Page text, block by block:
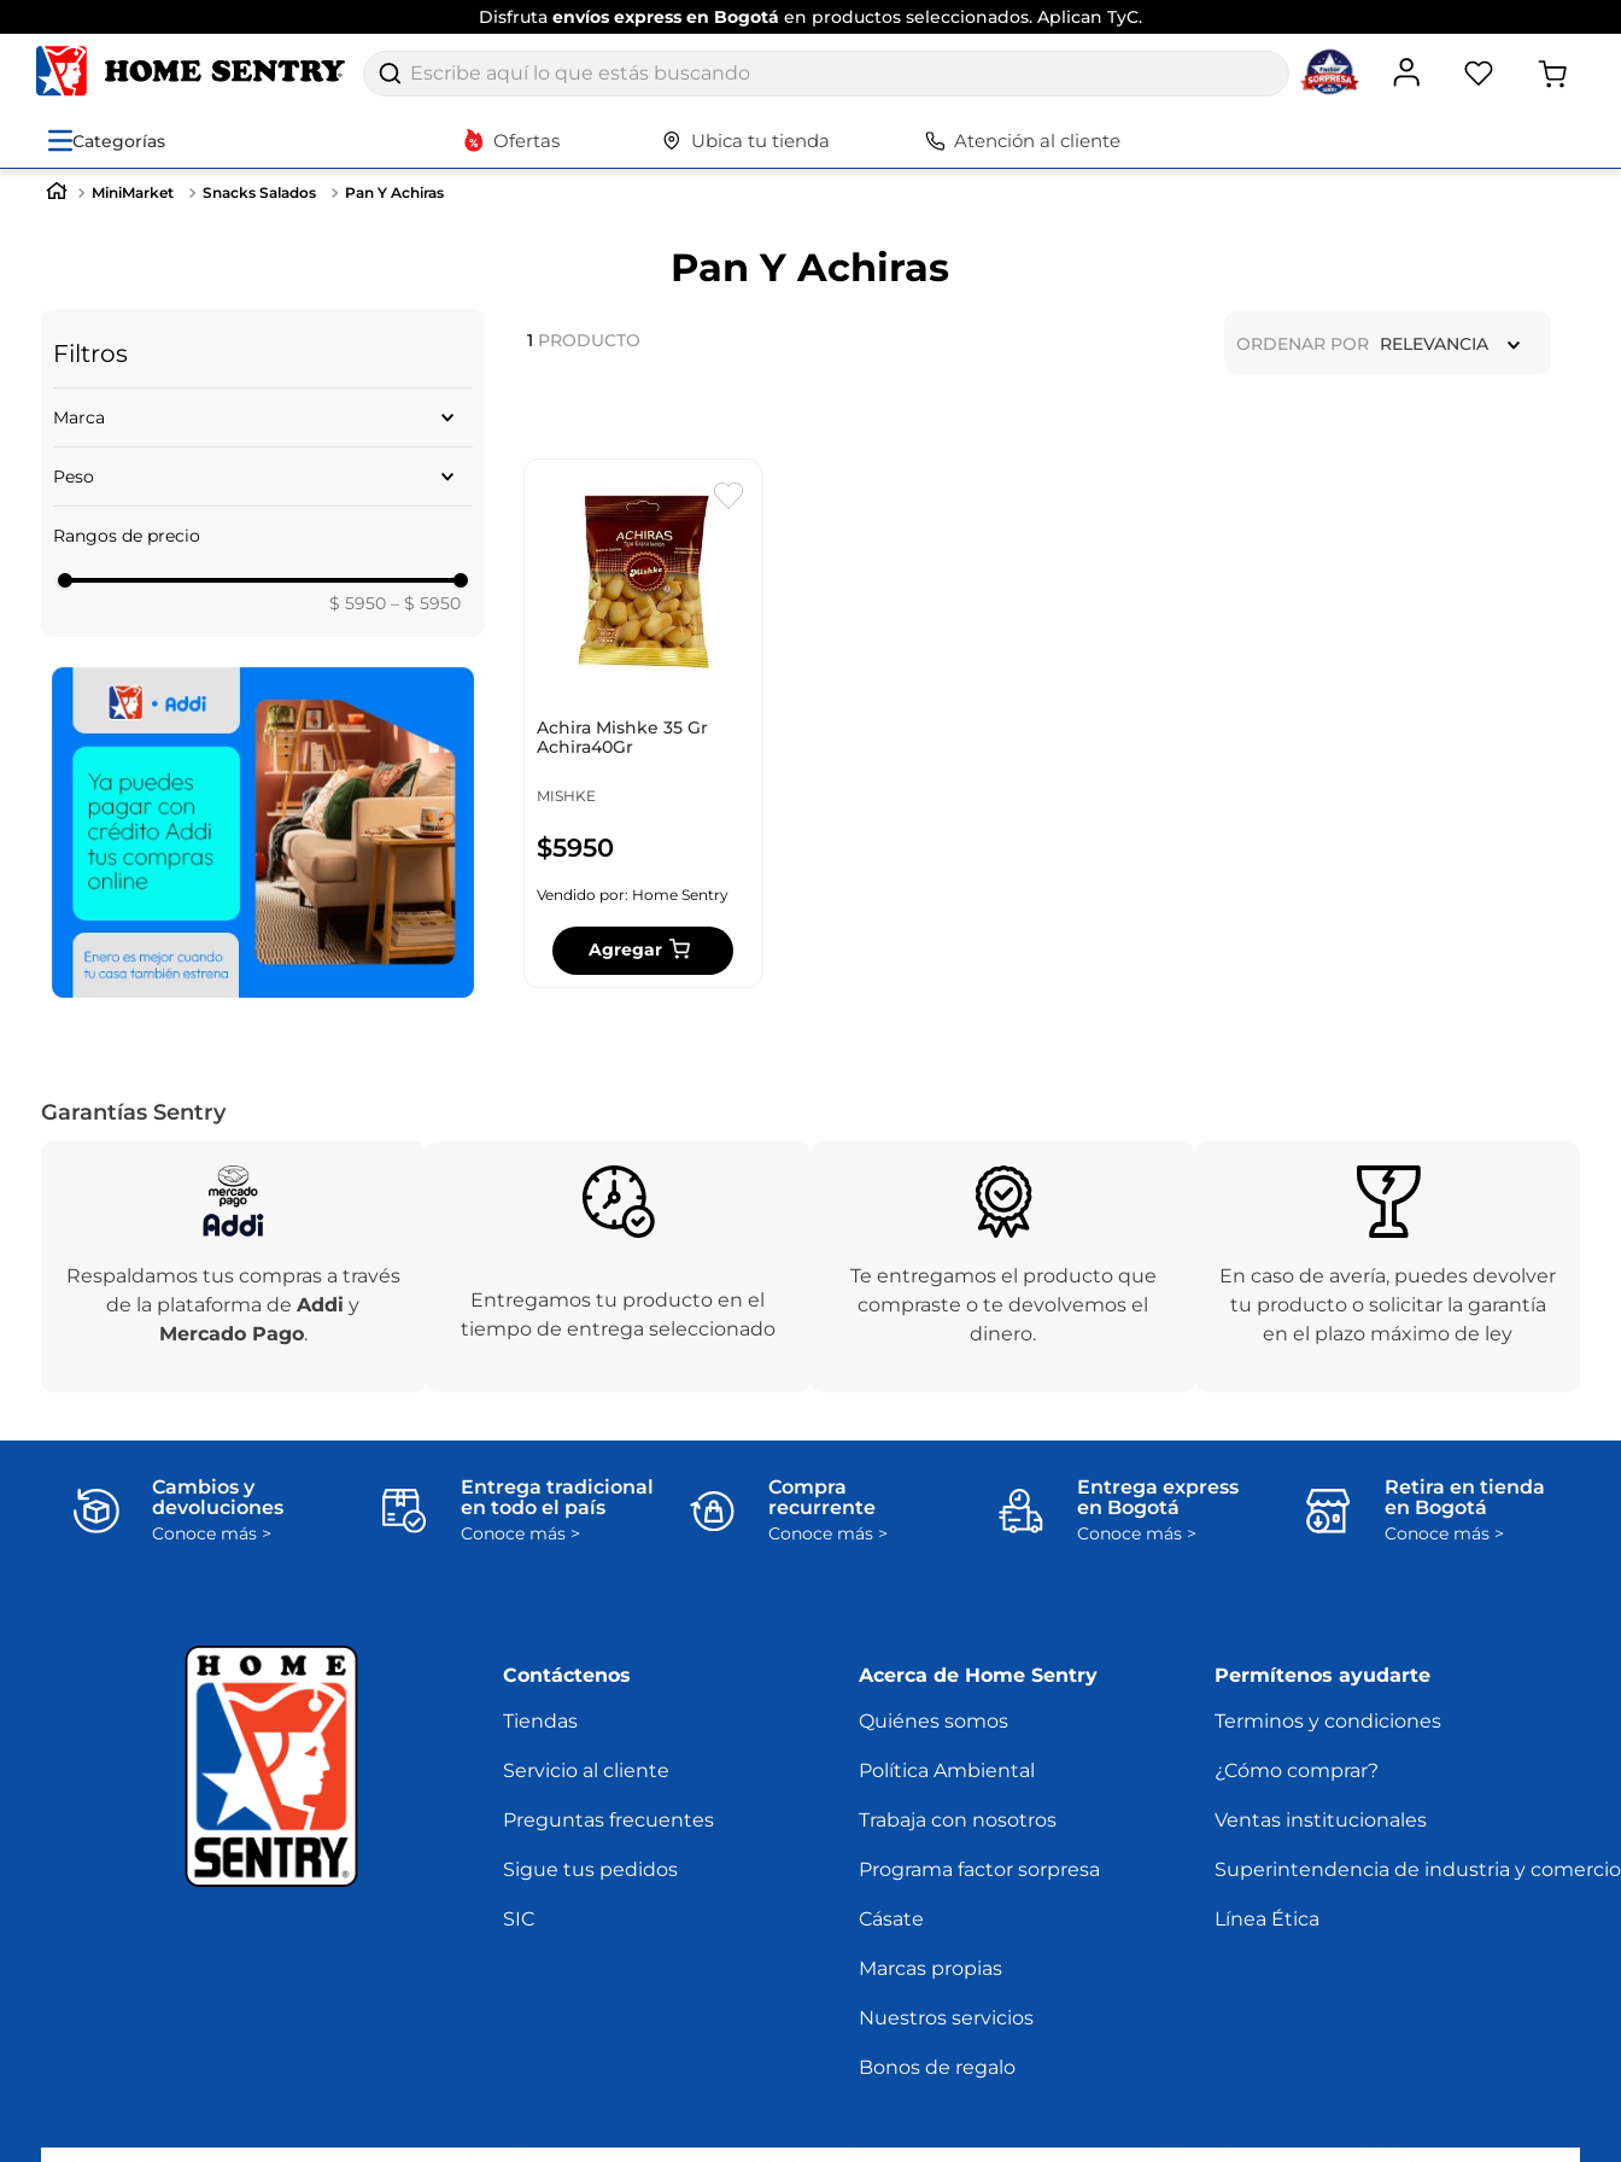
Disfruta envíos express en Bogotá en productos seleccionados. Aplican TyC.
Escribe aquí lo que estás buscando
Categorías Ofertas Ubica tu tienda Atención al cliente
MiniMarket Snacks Salados Pan Y Achiras
Pan Y Achiras
Filtros
Marca
Peso
Rangos de precio
$ 5950 – $ 5950
1 PRODUCTO ORDENAR POR RELEVANCIA
Achira Mishke 35 Gr
Achira40Gr
MISHKE
$5950
Vendido por: Home Sentry
Agregar
Garantías Sentry
Respaldamos tus compras a través
de la plataforma deAddi y
Mercado Pago.
Entregamos tu producto en el
tiempo de entrega seleccionado
Te entregamos el producto que
compraste o te devolvemos el
dinero.
En caso de avería, puedes devolver
tu producto o solicitar la garantía
en el plazo máximo de ley
Cambios y
devoluciones
Conoce más >
Entrega tradicional
en todo el país
Conoce más >
Compra
recurrente
Conoce más >
Entrega express
en Bogotá
Conoce más >
Retira en tienda
en Bogotá
Conoce más >
Contáctenos
Tiendas
Servicio al cliente
Preguntas frecuentes
Sigue tus pedidos
SIC
Acerca de Home Sentry
Quiénes somos
Política Ambiental
Trabaja con nosotros
Programa factor sorpresa
Cásate
Marcas propias
Nuestros servicios
Bonos de regalo
Permítenos ayudarte
Terminos y condiciones
¿Cómo comprar?
Ventas institucionales
Superintendencia de industria y comercio
Línea Ética
Términos más buscados
vajilla
8.
cafetera
zapatero
10. cuadros